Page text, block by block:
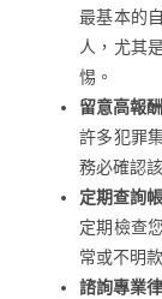
最基本的
人，尤其
惕。
留意高報
許多犯罪
務必確認
定期查詢
定期檢查
常或不明
諮詢專業